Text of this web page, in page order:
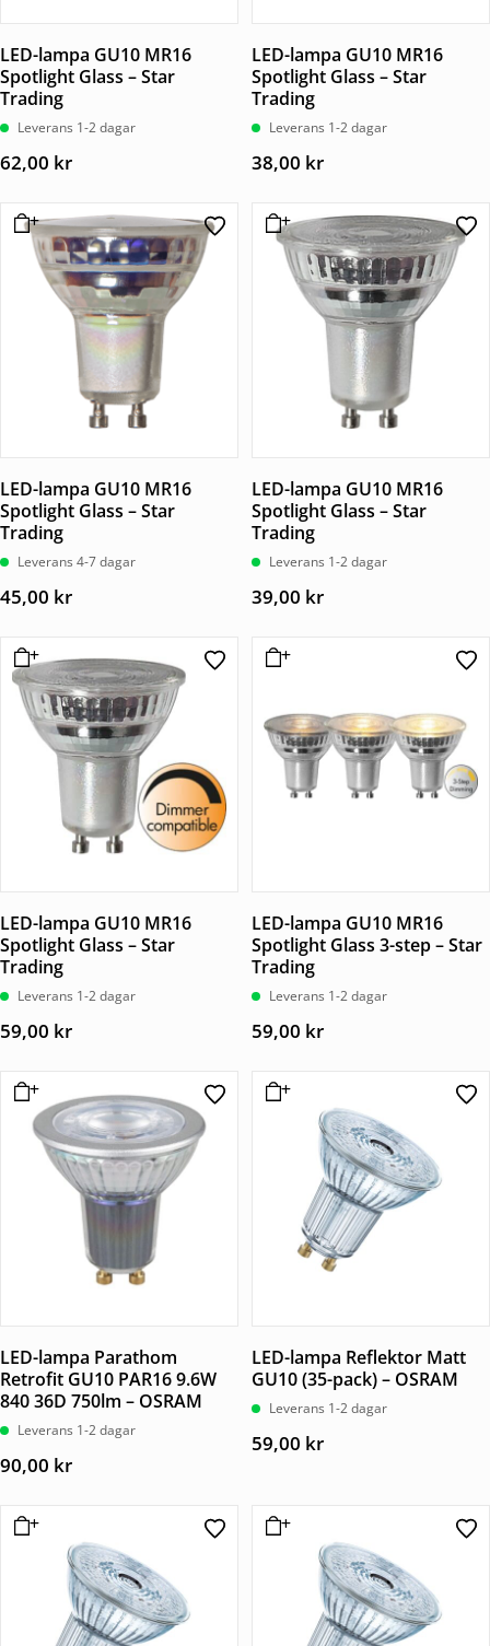
LED-lampa GU10 MR16
Spotlight Glass – Star
Trading
Leverans 1-2 dagar
62,00 kr
LED-lampa GU10 MR16
Spotlight Glass – Star
Trading
Leverans 1-2 dagar
38,00 kr
LED-lampa GU10 MR16
Spotlight Glass – Star
Trading
Leverans 4-7 dagar
45,00 kr
LED-lampa GU10 MR16
Spotlight Glass – Star
Trading
Leverans 1-2 dagar
39,00 kr
LED-lampa GU10 MR16
Spotlight Glass – Star
Trading
Leverans 1-2 dagar
59,00 kr
LED-lampa GU10 MR16
Spotlight Glass 3-step – Star
Trading
Leverans 1-2 dagar
59,00 kr
LED-lampa Parathom
Retrofit GU10 PAR16 9.6W
840 36D 750lm – OSRAM
Leverans 1-2 dagar
90,00 kr
LED-lampa Reflektor Matt
GU10 (35-pack) – OSRAM
Leverans 1-2 dagar
59,00 kr